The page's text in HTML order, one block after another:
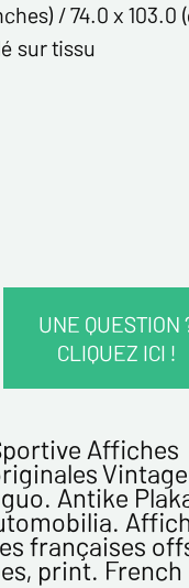
/ 74.0 x 103.0
sur tissu
UNE QUESTION
CLIQUEZ ICI !
Affiches
Vintage
Antike
françaises
print. French